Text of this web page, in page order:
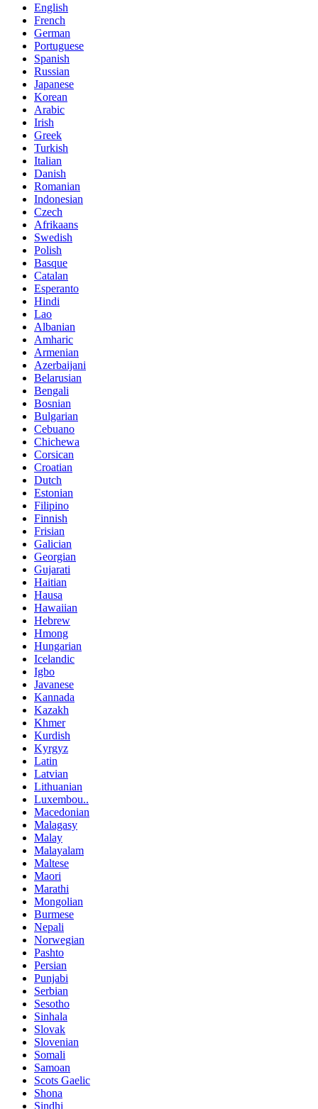
English
French
German
Portuguese
Spanish
Russian
Japanese
Korean
Arabic
Irish
Greek
Turkish
Italian
Danish
Romanian
Indonesian
Czech
Afrikaans
Swedish
Polish
Basque
Catalan
Esperanto
Hindi
Lao
Albanian
Amharic
Armenian
Azerbaijani
Belarusian
Bengali
Bosnian
Bulgarian
Cebuano
Chichewa
Corsican
Croatian
Dutch
Estonian
Filipino
Finnish
Frisian
Galician
Georgian
Gujarati
Haitian
Hausa
Hawaiian
Hebrew
Hmong
Hungarian
Icelandic
Igbo
Javanese
Kannada
Kazakh
Khmer
Kurdish
Kyrgyz
Latin
Latvian
Lithuanian
Luxembou..
Macedonian
Malagasy
Malay
Malayalam
Maltese
Maori
Marathi
Mongolian
Burmese
Nepali
Norwegian
Pashto
Persian
Punjabi
Serbian
Sesotho
Sinhala
Slovak
Slovenian
Somali
Samoan
Scots Gaelic
Shona
Sindhi